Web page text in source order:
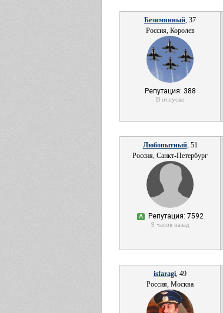
Безимянный, 37
Россия, Королев
Репутация: 388
В отпуске
Любопытный, 51
Россия, Санкт-Петербург
А Репутация: 7592
9 часов назад
isfaragi, 49
Россия, Москва